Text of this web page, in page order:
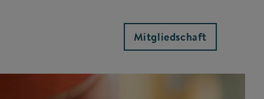
Mitgliedschaft